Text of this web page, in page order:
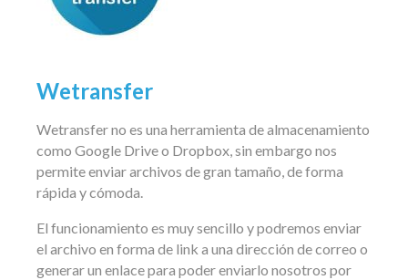
Wetransfer
Wetransfer no es una herramienta de almacenamiento
como Google Drive o Dropbox, sin embargo nos
permite enviar archivos de gran tamaño, de forma
rápida y cómoda.
El funcionamiento es muy sencillo y podremos enviar
el archivo en forma de link a una dirección de correo o
generar un enlace para poder enviarlo nosotros por